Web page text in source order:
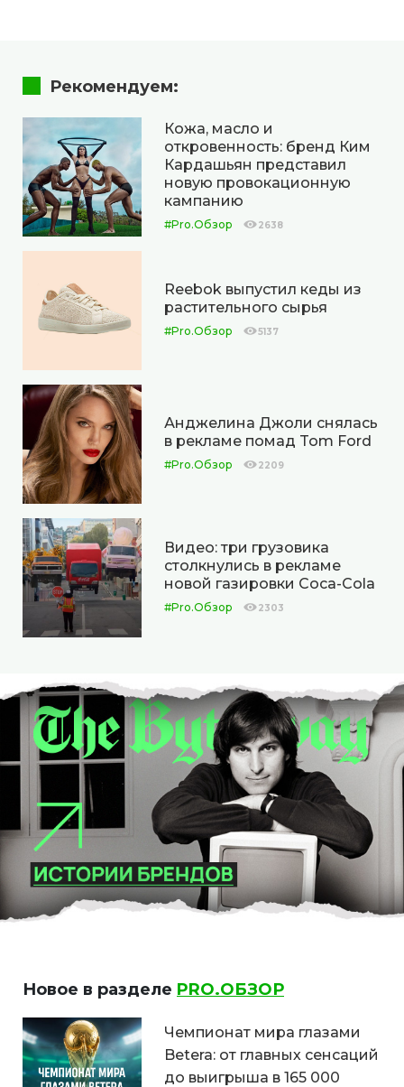
Рекомендуем:
Кожа, масло и
откровенность: бренд Ким
Кардашьян представил
новую провокационную
кампанию
#Pro.Обзор 2638
Reebok выпустил кеды из
растительного сырья
#Pro.Обзор 5137
Анджелина Джоли снялась
в рекламе помад Tom Ford
#Pro.Обзор 2209
Видео: три грузовика
столкнулись в рекламе
новой газировки Coca-Cola
#Pro.Обзор 2303
Новое в разделе PRO.ОБЗОР
Чемпионат мира глазами
Betera: от главных сенсаций
до выигрыша в 165 000